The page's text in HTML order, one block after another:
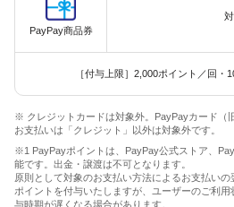
PayPay商品券
［付与上限］2,000ポイント／回・
※ クレジットカードは対象外。PayPayカード（
お支払いは「クレジット」以外は対象外です。
※1 PayPayポイントは、PayPay公式ストア、
能です。出金・譲渡は不可となります。
原則として対象のお支払い方法によるお支払い
ポイントを付与いたしますが、ユーザーのご利
与時期が遅くなる場合があります。